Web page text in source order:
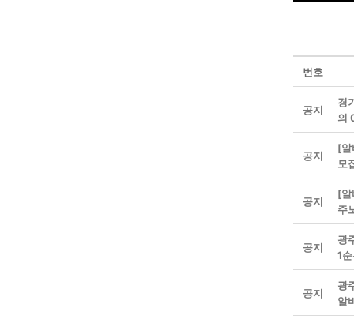
번호
공지
경
의
공지
[
모
공지
[
주
공지
광
1
공지
광
알